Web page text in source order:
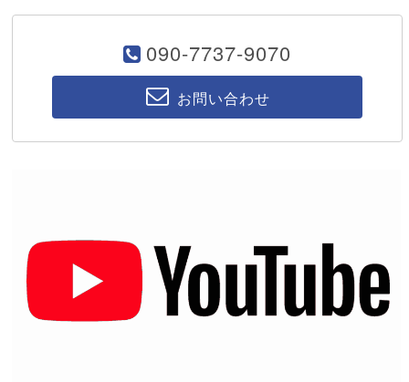
090-7737-9070
お問い合わせ